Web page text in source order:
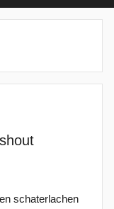
schaterlachen